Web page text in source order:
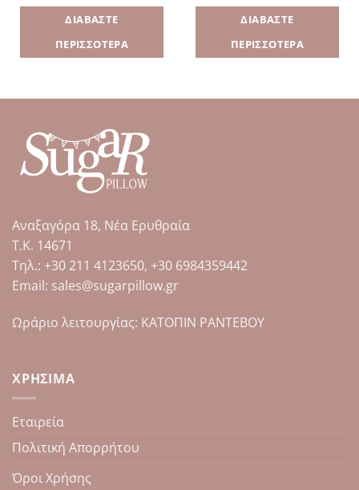
ΔΙΑΒΆΣΤΕ
ΠΕΡΙΣΣΌΤΕΡΑ
ΔΙΑΒΆΣΤΕ
ΠΕΡΙΣΣΌΤΕΡΑ
Αναξαγόρα 18, Νέα Ερυθραία
Τ.Κ. 14671
Tηλ.: +30 211 4123650, +30 6984359442
Email: sales@sugarpillow.gr
Ωράριο λειτουργίας: ΚΑΤΟΠΙΝ ΡΑΝΤΕΒΟΥ
ΧΡΉΣΙΜΑ
Εταιρεία
Πολιτική Απορρήτου
Όροι Χρήσης